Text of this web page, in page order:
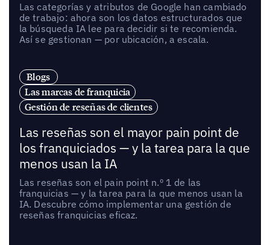
Las categorías y atributos de Google han cambiado
de trabajo: ahora son los datos estructurados que
la búsqueda IA lee para decidir si te recomienda.
Así se gestionan — por ubicación, a escala.
Blogs
Las marcas de franquicia
Gestión de reseñas de clientes
Las reseñas son el mayor pain point de
los franquiciados — y la tarea para la que
menos usan la IA
Las reseñas son el pain point n.º 1 de las
franquicias — y la tarea para la que menos usan la
IA. Descubre cómo implementar una gestión de
reseñas franquicias eficaz.